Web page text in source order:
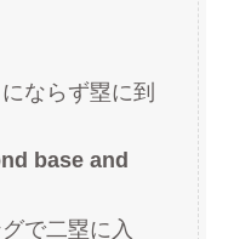
ならず塁に到
base and
で二塁に入